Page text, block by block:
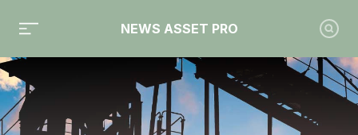
NEWS ASSET PRO
Toute l'actualité sur le tag "Equitim"